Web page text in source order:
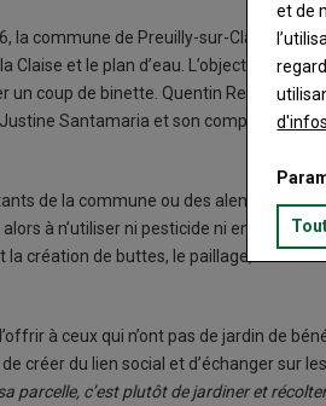
la commune de Preuilly-sur-Claise a
Claise et le plan d’eau. L’objectif : le
un coup de binette. Quentin Revel et
Santamaria et son compagnon
de la commune ou des alentours
alors à n’utiliser ni pesticide ni engrais
création de buttes, le paillage, le non-
à ceux qui n’ont pas de jardin de
de créer du lien social et d’échanger sur
parcelle, c’est plutôt de jardiner et
et de
d'infos